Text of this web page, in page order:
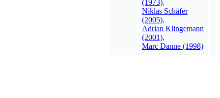
(1973),
Niklas Schäfer
(2005),
Adrian Klingemann
(2001),
Marc Danne (1998)